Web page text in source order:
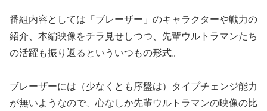
番組内容としては「ブレーザー」のキャラクターや戦力の
紹介、本編映像をチラ見せしつつ、先輩ウルトラマンたち
の活躍も振り返るといういつもの形式。
ブレーザーには（少なくとも序盤は）タイプチェンジ能力
が無いようなので、心なしか先輩ウルトラマンの映像の比